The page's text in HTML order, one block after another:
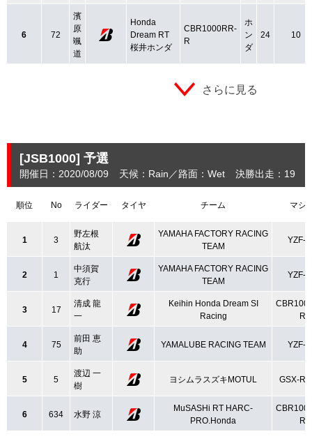
6 72
濱
原
颯
道
Honda
Dream RT
桜井ホンダ
CBR1000RR-
R
ホ
ン
ダ
24 10
さらに見る
[JSB1000] 予選
開催日：2020/08/09 天候：Rain 路面：Wet 決勝出走：19
順位 No ライダー タイヤ チーム マシ
1 3
野左根
航汰
YAMAHA FACTORY RACING
TEAM
YZF-
2 1
中須賀
克行
YAMAHA FACTORY RACING
TEAM
YZF-
3 17
清成 龍
一
Keihin Honda Dream SI
Racing
R
4 75
前田 恵
助
YAMALUBE RACING TEAM YZF-
5 5
渡辺 一
樹
ヨシムラスズキMOTUL GSX-
6 634 水野 涼
MuSASHi RT HARC-
PRO.Honda
R